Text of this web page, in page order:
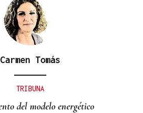
Carmen Tomás
TRIBUNA
del modelo energético